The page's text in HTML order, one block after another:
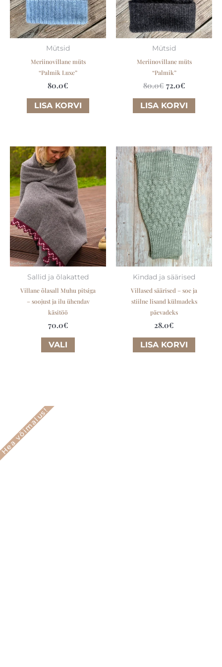
Mütsid
Meriinovillane müts
“Palmik Luxe”
80.0€
LISA KORVI
Mütsid
Meriinovillane müts
“Palmik”
80.0€ 72.0€
LISA KORVI
Sallid ja õlakatted
Villane õlasall Muhu pitsiga
– soojust ja ilu ühendav
käsitöö
70.0€
VALI
This
product
has
multiple
variants.
The
options
may
be
chosen
on
page
Kindad ja säärised
Villased säärised – soe ja
stiilne lisand külmadeks
päevadeks
28.0€
LISA KORVI
Hea võimalus!